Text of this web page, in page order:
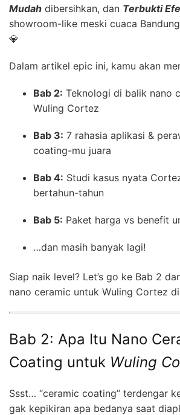
Mudah dibersihkan, dan Terbukti
showroom-like meski cuaca
💎
Dalam artikel epic ini, kamu akan
Bab 2: Teknologi di balik nano
Wuling Cortez
Bab 3: 7 rahasia aplikasi &
coating-mu juara
Bab 4: Studi kasus nyata
bertahun-tahun
Bab 5: Paket harga vs benefit
…dan masih banyak lagi!
Siap naik level? Let’s go ke Bab 2
nano ceramic untuk Wuling Cortez
Bab 2: Apa Itu Nano
Coating untuk Wuling
Ssst… “ceramic coating” terdengar
gak kepikiran apa bedanya saat